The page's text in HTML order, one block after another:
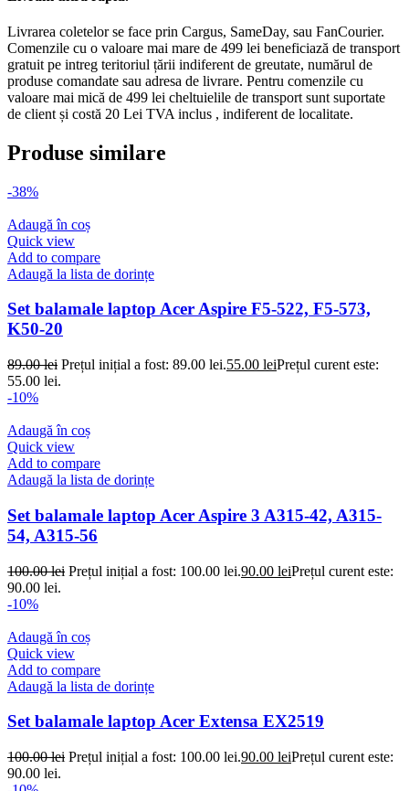
Livrarea coletelor se face prin Cargus, SameDay, sau FanCourier.
Comenzile cu o valoare mai mare de 499 lei beneficiază de transport
gratuit pe intreg teritoriul țării indiferent de greutate, numărul de
produse comandate sau adresa de livrare. Pentru comenzile cu
valoare mai mică de 499 lei cheltuielile de transport sunt suportate
de client și costă 20 Lei TVA inclus , indiferent de localitate.
Produse similare
-38%
Adaugă în coș
Quick view
Add to compare
Adaugă la lista de dorințe
Set balamale laptop Acer Aspire F5-522, F5-573,
K50-20
89.00lei Prețul inițial a fost: 89.00 lei.55.00 leiPrețul curent este:
55.00 lei.
-10%
Adaugă în coș
Quick view
Add to compare
Adaugă la lista de dorințe
Set balamale laptop Acer Aspire 3 A315-42, A315-
54, A315-56
100.00lei Prețul inițial a fost: 100.00 lei.90.00 leiPrețul curent este:
90.00 lei.
-10%
Adaugă în coș
Quick view
Add to compare
Adaugă la lista de dorințe
Set balamale laptop Acer Extensa EX2519
100.00lei Prețul inițial a fost: 100.00 lei.90.00 leiPrețul curent este:
90.00 lei.